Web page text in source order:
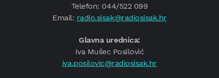
Telefon: 044/522 099
Email: radio.sisak@radiosisak.hr
Glavna urednica:
Iva Mušec Posilović
iva.posilovic@radiosisak.hr